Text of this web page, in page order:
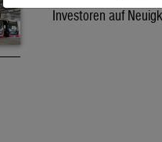
Investoren auf